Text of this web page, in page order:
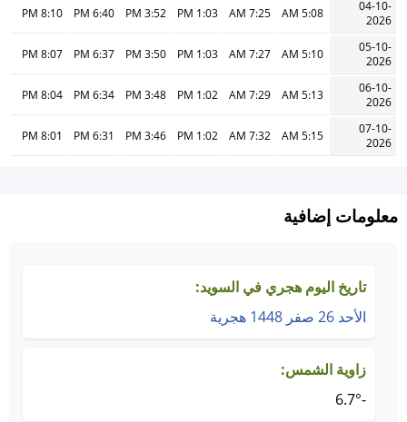
04-10-
2026
5:08 AM
7:25 AM
1:03 PM
3:52 PM
6:40 PM
8:10 PM
05-10-
2026
5:10 AM
7:27 AM
1:03 PM
3:50 PM
6:37 PM
8:07 PM
06-10-
2026
5:13 AM
7:29 AM
1:02 PM
3:48 PM
6:34 PM
8:04 PM
07-10-
2026
5:15 AM
7:32 AM
1:02 PM
3:46 PM
6:31 PM
8:01 PM
معلومات إضافية
تاريخ اليوم هجري في السويد:
الأحد 26 صفر 1448 هجرية
زاوية الشمس:
-6.7°